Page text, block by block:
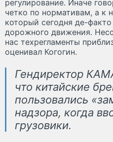
регулирование. Иначе
четко по нормативам, а к
который сегодня де-
дорожного движения.
нас техрегламенты
оценивал Когогин.
Гендиректор
что китайские
пользовались
надзора, когда
грузовики.